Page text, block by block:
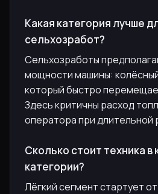
Какая категория лучше
сельхозработ?
Сельхозработы
мощности машины:
который быстро
Здесь критичны расход
оператора при длительной
Сколько стоит техника в
категории?
Лёгкий сегмент стартует